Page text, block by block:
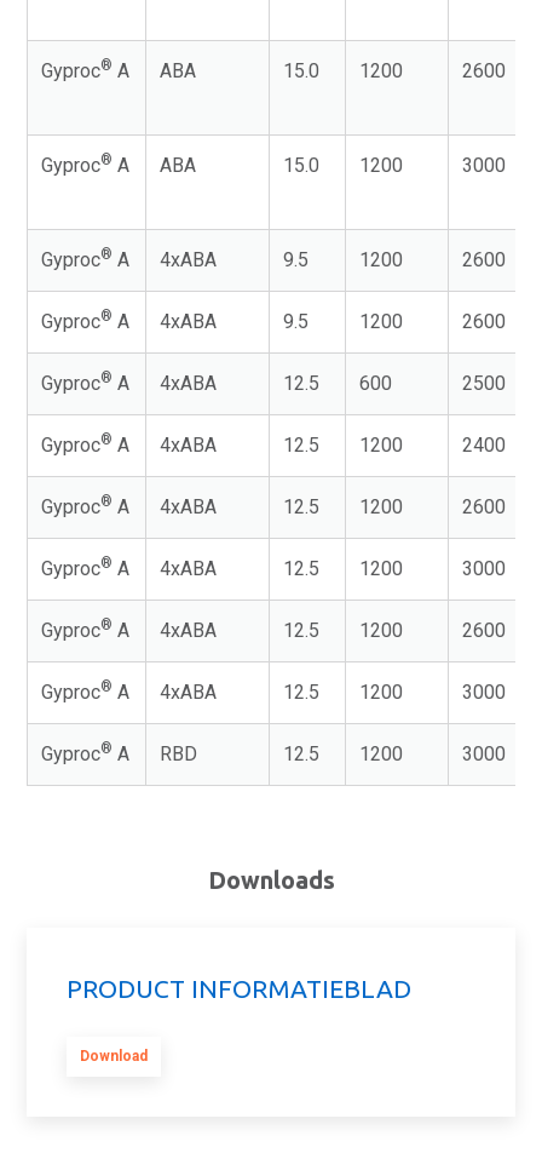
Gyproc® A ABA 15.0 1200 2600
Gyproc® A ABA 15.0 1200 3000
Gyproc® A 4xABA 9.5 1200 2600
Gyproc® A 4xABA 9.5 1200 2600
Gyproc® A 4xABA 12.5 600 2500
Gyproc® A 4xABA 12.5 1200 2400
Gyproc® A 4xABA 12.5 1200 2600
Gyproc® A 4xABA 12.5 1200 3000
Gyproc® A 4xABA 12.5 1200 2600
Gyproc® A 4xABA 12.5 1200 3000
Gyproc® A RBD 12.5 1200 3000
Downloads
PRODUCT INFORMATIEBLAD
Download